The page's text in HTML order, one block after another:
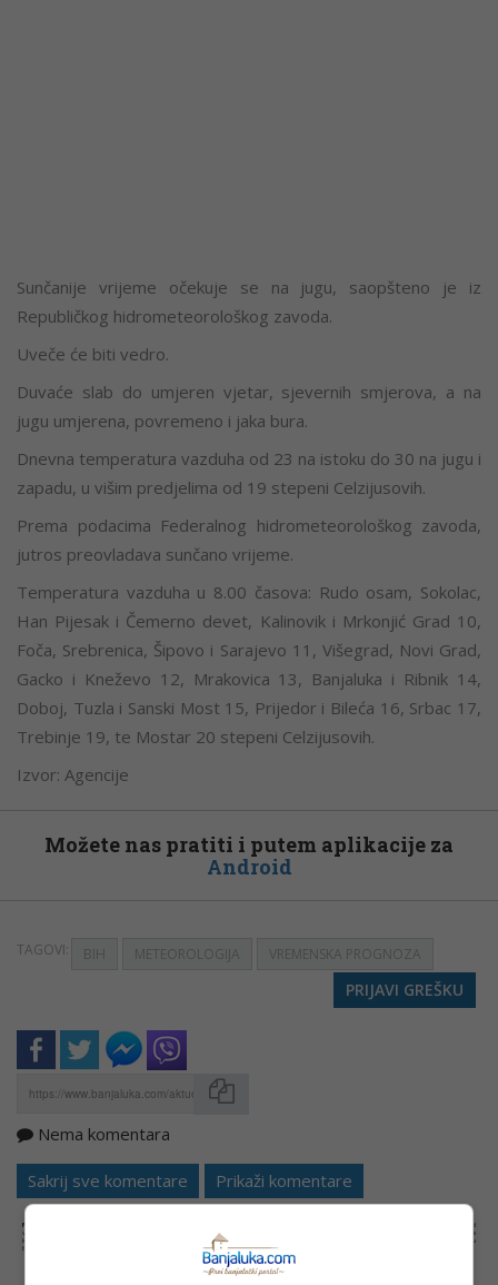
Sunčanije vrijeme očekuje se na jugu, saopšteno je iz
Republičkog hidrometeorološkog zavoda.
Uveče će biti vedro.
Duvaće slab do umjeren vjetar, sjevernih smjerova, a na
jugu umjerena, povremeno i jaka bura.
Dnevna temperatura vazduha od 23 na istoku do 30 na jugu i
zapadu, u višim predjelima od 19 stepeni Celzijusovih.
Prema podacima Federalnog hidrometeorološkog zavoda,
jutros preovladava sunčano vrijeme.
Temperatura vazduha u 8.00 časova: Rudo osam, Sokolac,
Han Pijesak i Čemerno devet, Kalinovik i Mrkonjić Grad 10,
Foča, Srebrenica, Šipovo i Sarajevo 11, Višegrad, Novi Grad,
Gacko i Kneževo 12, Mrakovica 13, Banjaluka i Ribnik 14,
Doboj, Tuzla i Sanski Most 15, Prijedor i Bileća 16, Srbac 17,
Trebinje 19, te Mostar 20 stepeni Celzijusovih.
Izvor: Agencije
Možete nas pratiti i putem aplikacije za
Android
TAGOVI: BIH METEOROLOGIJA VREMENSKA PROGNOZA
PRIJAVI GREŠKU
Nema komentara
Sakrij sve komentare Prikaži komentare
NAPOMENA:
Komentari odražavaju stavove njihovih autora, a ne nužno i stavove internet portala Banjaluka.com. Molimo korisnike da se suzdrže od
vrijeđanja, psovanja i vulgarnog izražavanja. Portal Banjaluka.com zadržava pravo da obriše komentar bez najave i objašnjenja. Zbog velikog broja
komentara Banjaluka.com nije dužan obrisati sve komentare koji krše pravila. Kao čitalac takođe prihvatate mogućnost da među komentarima mogu
biti pronađeni sadržaji koji mogu biti u suprotnosti sa vašim vjerskim, moralnim i drugim načelima i uvjerenjima.